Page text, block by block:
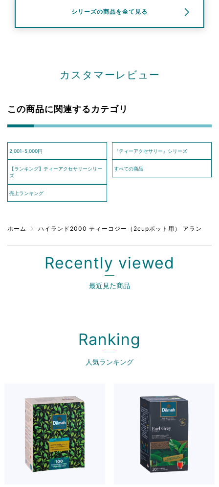
シリーズの商品を全て見る
カスタマーレビュー
この商品に関連するカテゴリ
2,001-5,000円 『ティーアクセサリー』シリーズ
【ランキング】ティーアクセサリーシリー
ズ
すべての商品
売上ランキング
ホーム ハイランド2000 ティーコジー（2cupポット用） アラン
Recently viewed
最近見た商品
Ranking
人気ランキング